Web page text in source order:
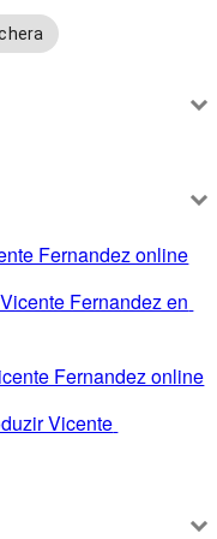
Fernandez online
Fernandez en
Fernandez online
Vicente